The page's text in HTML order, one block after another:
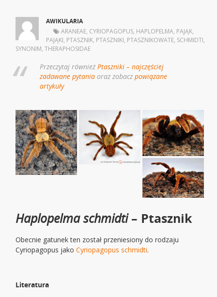
AWIKULARIA
ARANEAE, CYRIOPAGOPUS, HAPLOPELMA, PAJĄK,
PAJĄKI, PTASZNIK, PTASZNIKI, PTASZNIKOWATE, SCHMIDTI,
SYNONIM,THERAPHOSIDAE
Przeczytaj równieżPtaszniki – najczęściej
zadawane pytania oraz zobaczpowiązane
artykuły
Haplopelma schmidti– Ptasznik
Obecnie gatunek ten został przeniesiony do rodzaju
Cyriopagopus jakoCyriopagopus schmidti.
Literatura